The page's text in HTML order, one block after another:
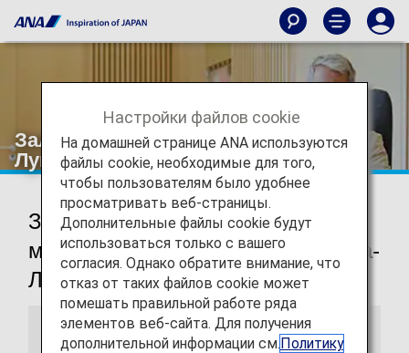
Зал ожидания в аэропорту Куала-
Лумпура
Зал ожидания Терминала 1
международного аэропорта Куала-
Лумпур
Информация
Настройки файлов cookie
На домашней странице ANA используются
файлы cookie, необходимые для того,
чтобы пользователям было удобнее
просматривать веб-страницы.
Дополнительные файлы cookie будут
использоваться только с вашего
согласия. Однако обратите внимание, что
отказ от таких файлов cookie может
помешать правильной работе ряда
элементов веб-сайта. Для получения
дополнительной информации см.Политику